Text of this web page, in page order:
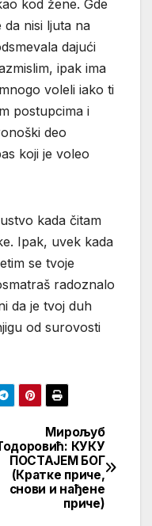
kod žene. Gde
da nisi ljuta na
dajući
ipak ima
voleli iako ti
postupcima i
deo
koji je voleo
kada čitam
Ipak, uvek kada
se tvoje
radoznalo
da je tvoj duh
od surovosti
Мирољуб
КУКУ
ПОСТАЈЕМ БОГ
(Кратке приче,
снови и нађене
приче)